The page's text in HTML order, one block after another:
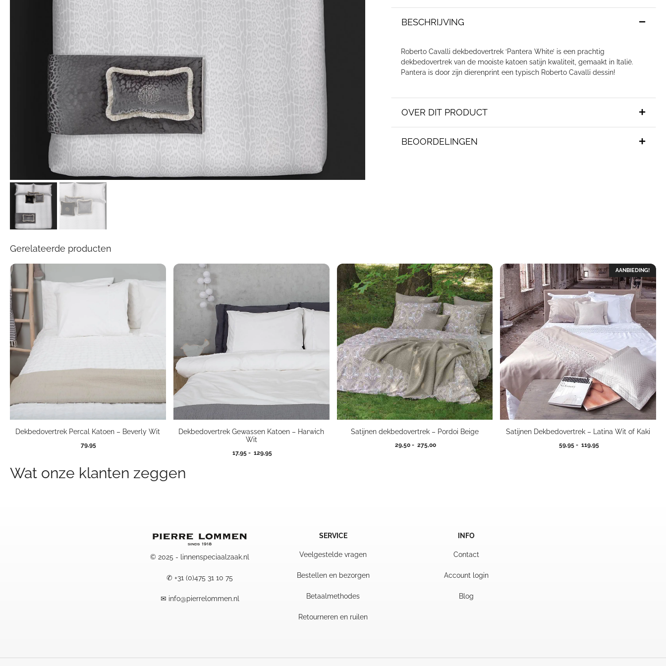
BESCHRIJVING
Roberto Cavalli dekbedovertrek ‘Pantera White’ is een prachtig
dekbedovertrek van de mooiste katoen satijn kwaliteit, gemaakt in Italië.
Pantera is door zijn dierenprint een typisch Roberto Cavalli dessin!
OVER DIT PRODUCT
BEOORDELINGEN
Gerelateerde producten
Dekbedovertrek Percal Katoen – Beverly Wit
79,95
Dekbedovertrek Gewassen Katoen – Harwich
Wit
17,95 - 129,95Prijsklasse:
Satijnen dekbedovertrek – Pordoi Beige
29,50 - 275,00Prijsklasse:
AANBIEDING!
Satijnen Dekbedovertrek – Latina Wit of Kaki
59,95 - 119,95Prijsklasse:
Wat onze klanten zeggen
© 2025 - linnenspeciaalzaak.nl
✆ +31 (0)475 31 10 75
✉ info@pierrelommen.nl
SERVICE
Veelgestelde vragen
Bestellen en bezorgen
Betaalmethodes
Retourneren en ruilen
INFO
Contact
Account login
Blog